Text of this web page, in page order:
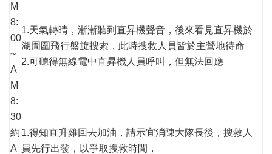
M
8:
00
~
A
M
8:
30
1.天氣轉晴，漸漸聽到直昇機聲音，後來看見直昇機於
湖周圍飛行盤旋搜索，此時搜救人員皆於主營地待命
2.可聽得無線電中直昇機人員呼叫，但無法回應
約
A
1.得知直升雞回去加油，請示宜消陳大隊長後，搜救人
員先行出發，以爭取搜救時間，